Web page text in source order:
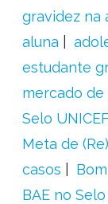
gravidez na
aluna
estudante
mercado
Selo
Meta de
casos
BAE no